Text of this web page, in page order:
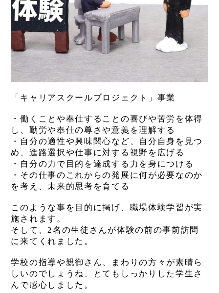
「キャリアスクールプロジェクト」事業
・働くことや奉仕することの喜びや苦労を体得
し、勤労や奉仕の尊さや意義を理解する
・自分の適性や興味関心など、自分自身を見つ
め、進路選択や仕事に対する視野を広げる
・自分の力で目的を達成する力を身につける
・その仕事のこれからの発展に何が必要なのか
を考え、未来的思考を育てる
このような事を目的に掲げ、職場体験学習が実
施されます。
そして、2名の生徒さんが体験の前の事前訪問
に来てくれました。
学校の指導や親御さん、まわりの方々が素晴ら
しいのでしょうね、とてもしっかりした学生さ
んで感心しました。